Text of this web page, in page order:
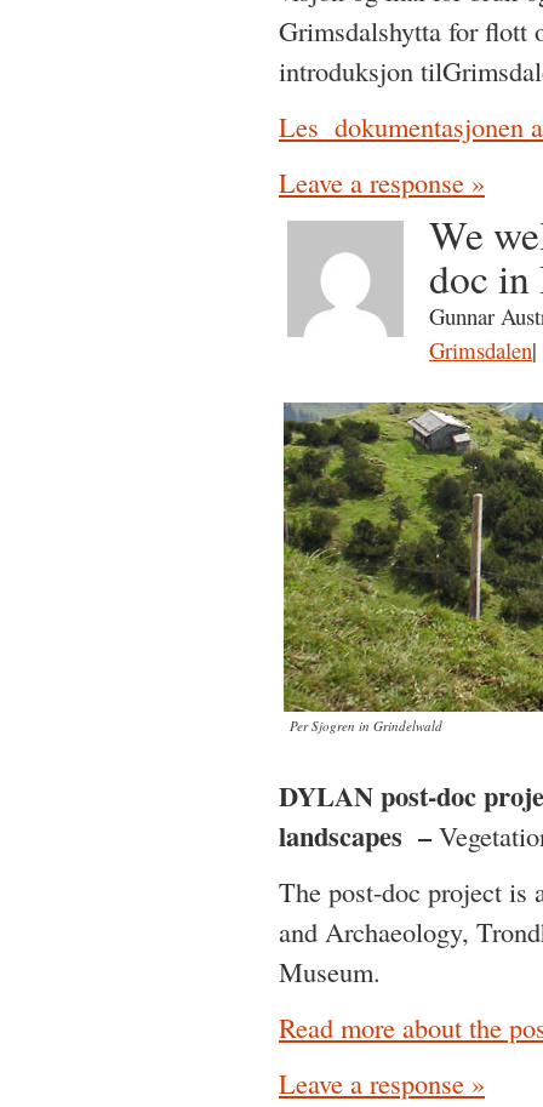
Grimsdalshytta for flott
introduksjon
Les dokumentasjonen
Leave a response »
We
doc
Gunnar
Grimsdalen|
Per Sjogren in Grindelwald
DYLAN post-doc
landscapes –
The post-doc project
and Archaeology,
Museum.
Read more about the
Leave a response »